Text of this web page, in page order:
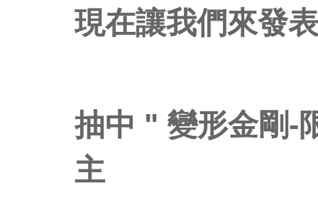
現在讓我們來發
抽中 " 變形金剛-
主